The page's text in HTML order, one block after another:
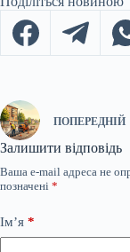
ПОПЕРЕДНІЙ
Залишити відповідь
Ваша e-mail адреса не
позначені *
Ім’я *